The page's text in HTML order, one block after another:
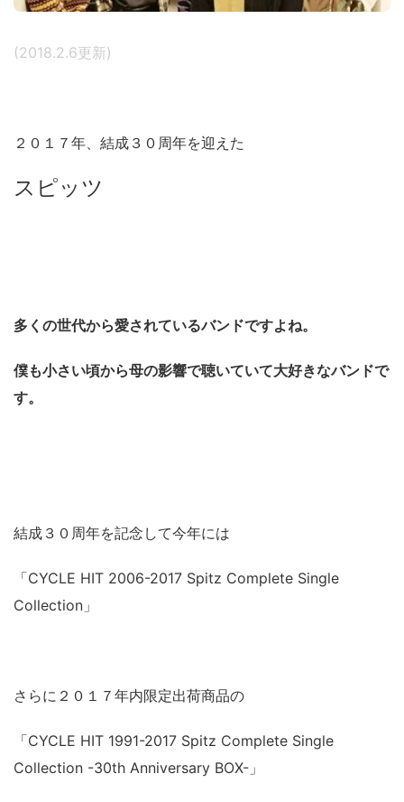
(2018.2.6更新)
２０１７年、結成３０周年を迎えた
スピッツ
多くの世代から愛されているバンドですよね。
僕も小さい頃から母の影響で聴いていて大好きなバンドで
す。
結成３０周年を記念して今年には
「CYCLE HIT 2006-2017 Spitz Complete Single
Collection」
さらに２０１７年内限定出荷商品の
「CYCLE HIT 1991-2017 Spitz Complete Single
Collection -30th Anniversary BOX-」